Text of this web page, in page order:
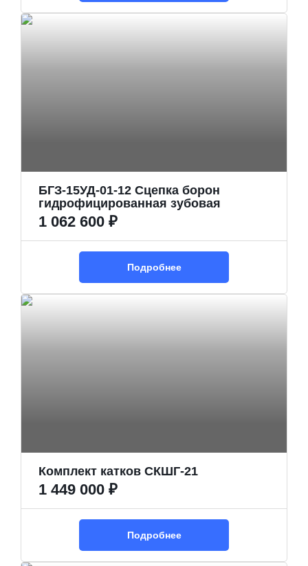
БГЗ-15УД-01-12 Сцепка борон
гидрофицированная зубовая
1 062 600 ₽
Подробнее
Комплект катков СКШГ-21
1 449 000 ₽
Подробнее